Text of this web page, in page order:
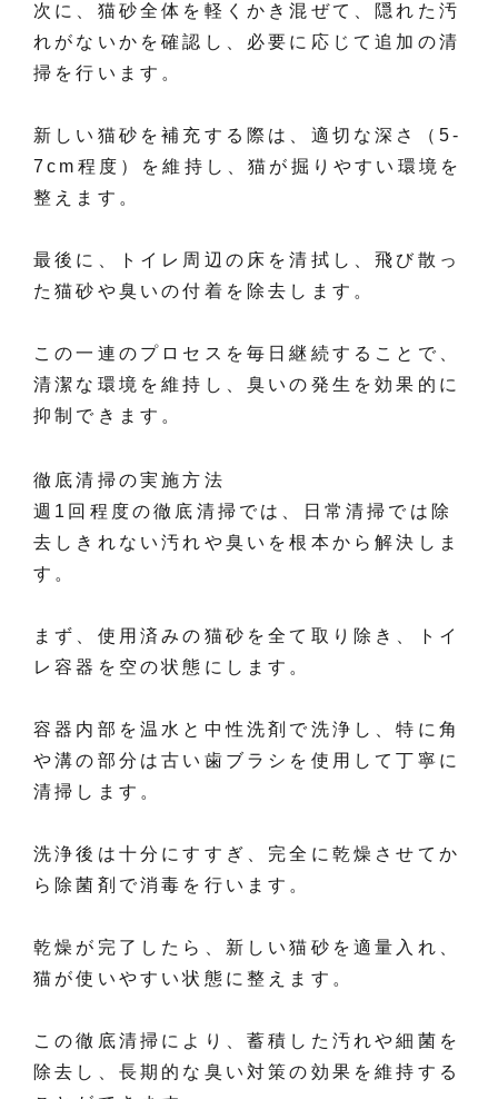
次に、猫砂全体を軽くかき混ぜて、隠れた汚
れがないかを確認し、必要に応じて追加の清
掃を行います。
新しい猫砂を補充する際は、適切な深さ（5-
7cm程度）を維持し、猫が掘りやすい環境を
整えます。
最後に、トイレ周辺の床を清拭し、飛び散っ
た猫砂や臭いの付着を除去します。
この一連のプロセスを毎日継続することで、
清潔な環境を維持し、臭いの発生を効果的に
抑制できます。
徹底清掃の実施方法
週1回程度の徹底清掃では、日常清掃では除
去しきれない汚れや臭いを根本から解決しま
す。
まず、使用済みの猫砂を全て取り除き、トイ
レ容器を空の状態にします。
容器内部を温水と中性洗剤で洗浄し、特に角
や溝の部分は古い歯ブラシを使用して丁寧に
清掃します。
洗浄後は十分にすすぎ、完全に乾燥させてか
ら除菌剤で消毒を行います。
乾燥が完了したら、新しい猫砂を適量入れ、
猫が使いやすい状態に整えます。
この徹底清掃により、蓄積した汚れや細菌を
除去し、長期的な臭い対策の効果を維持する